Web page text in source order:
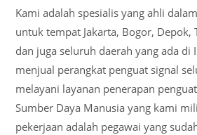
Kami adalah spesialis yang ahli
untuk tempat Jakarta, Bogor, Depok,
dan juga seluruh daerah yang ada di
menjual perangkat penguat signal
melayani layanan penerapan
Sumber Daya Manusia yang kami
pekerjaan adalah pegawai yang